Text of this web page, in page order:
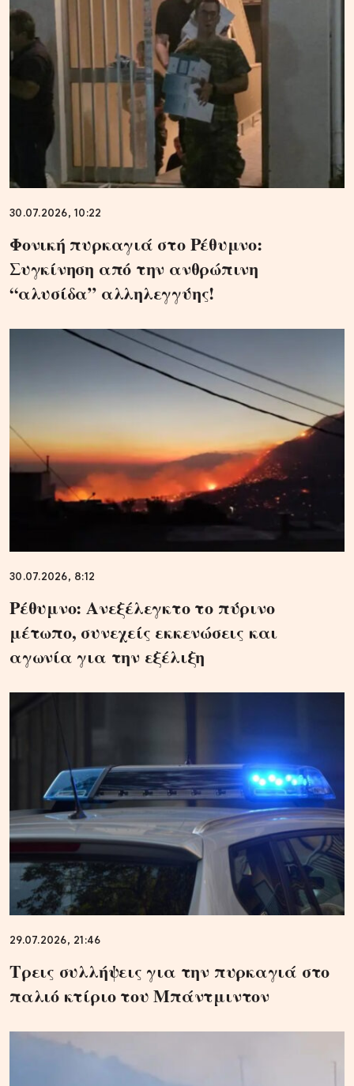
30.07.2026, 10:22
Φονική πυρκαγιά στο Ρέθυμνο:
Συγκίνηση από την ανθρώπινη
“αλυσίδα” αλληλεγγύης!
30.07.2026, 8:12
Ρέθυμνο: Ανεξέλεγκτο το πύρινο
μέτωπο, συνεχείς εκκενώσεις και
αγωνία για την εξέλιξη
29.07.2026, 21:46
Τρεις συλλήψεις για την πυρκαγιά στο
παλιό κτίριο του Μπάντμιντον